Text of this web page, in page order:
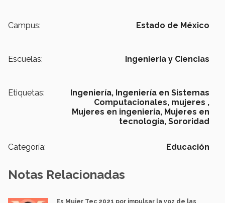
Campus: Estado de México
Escuelas: Ingeniería y Ciencias
Etiquetas: Ingeniería, Ingeniería en Sistemas
Computacionales, mujeres ,
Mujeres en ingeniería, Mujeres en
tecnología, Sororidad
Categoría: Educación
Notas Relacionadas
Es Mujer Tec 2021 por impulsar la voz de las